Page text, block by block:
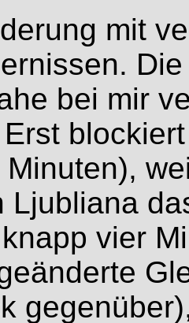
mit
bei mir
Minuten),
Ljubliana
vier